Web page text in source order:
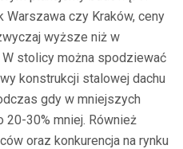
Warszawa czy Kraków, ceny
wyższe niż w
stolicy można spodziewać
konstrukcji stalowej dachu
gdy w mniejszych
20-30% mniej. Również
oraz konkurencja na rynku